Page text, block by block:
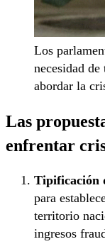
Los
necesidad
abordar la
Las
enfrentar
Tipificación
para
territorio
ingresos